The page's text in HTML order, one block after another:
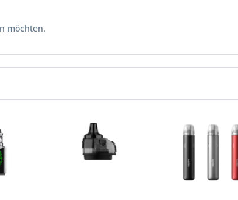
möchten.